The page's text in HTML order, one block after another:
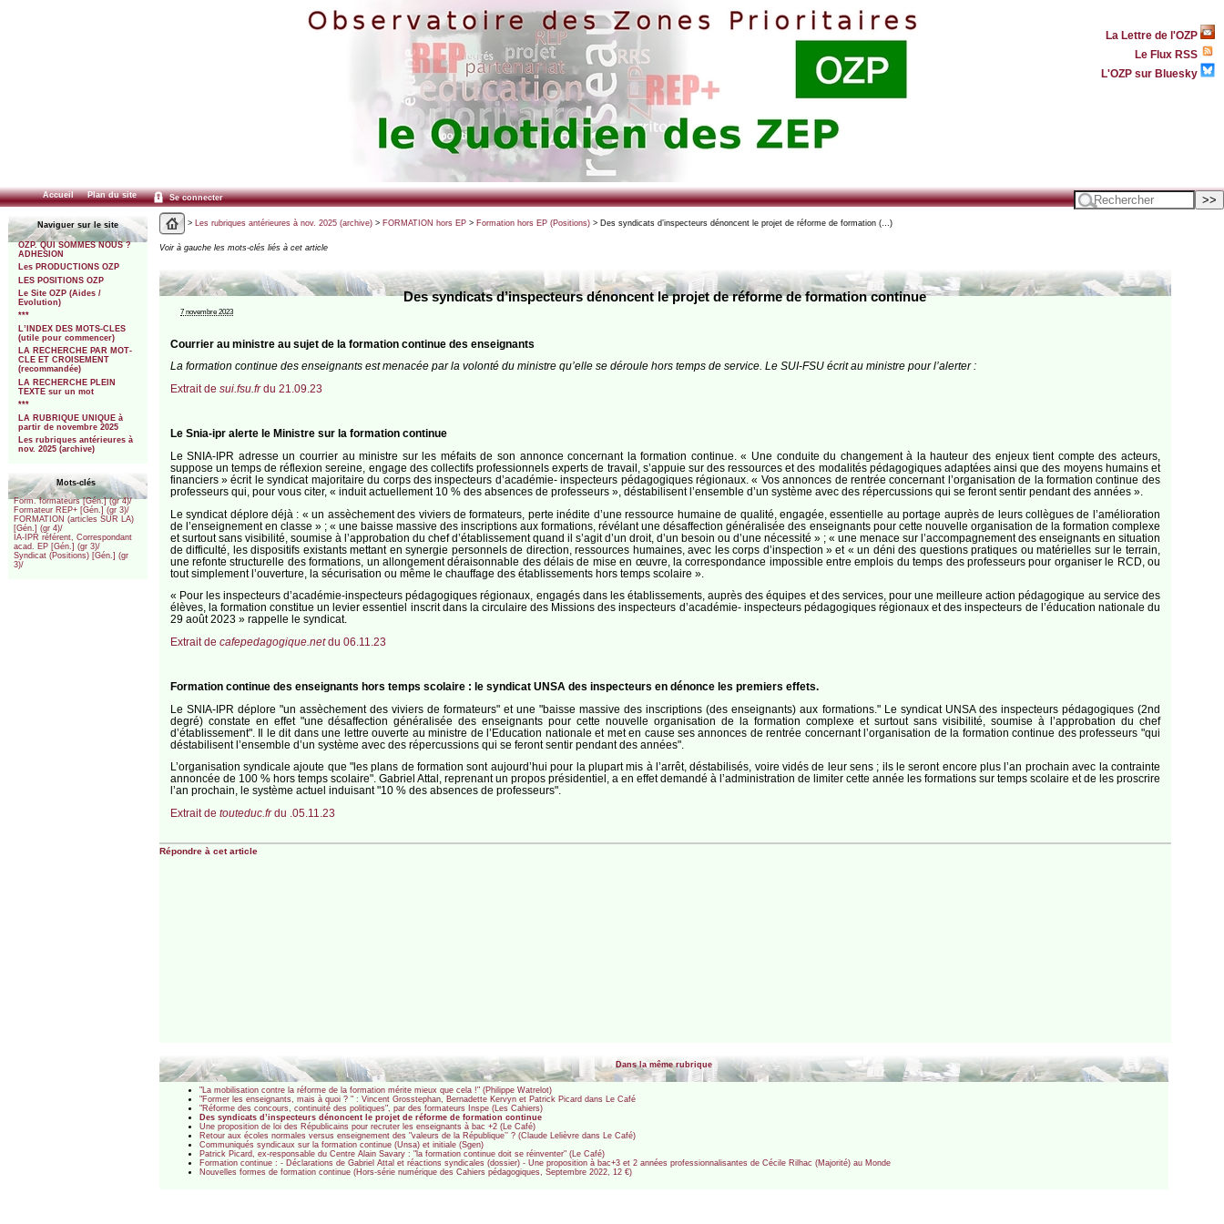
La Lettre de l'OZP
Le Flux RSS
L'OZP sur Bluesky
Accueil Plan du site Se connecter
Naviguer sur le site
OZP. QUI SOMMES NOUS ?
ADHESION
Les PRODUCTIONS OZP
LES POSITIONS OZP
Le Site OZP (Aides /
Evolution)
***
L’INDEX DES MOTS-CLES
(utile pour commencer)
LA RECHERCHE PAR MOT-
CLE ET CROISEMENT
(recommandée)
LA RECHERCHE PLEIN
TEXTE sur un mot
***
LA RUBRIQUE UNIQUE à
partir de novembre 2025
Les rubriques antérieures à
nov. 2025 (archive)
Mots-clés
Form. formateurs [Gén.] (gr 4)/
Formateur REP+ [Gén.] (gr 3)/
FORMATION (articles SUR LA)
[Gén.] (gr 4)/
IA-IPR référent, Correspondant
acad. EP [Gén.] (gr 3)/
Syndicat (Positions) [Gén.] (gr
3)/
> Les rubriques antérieures à nov. 2025 (archive)> FORMATION hors EP> Formation hors EP (Positions)> Des syndicats d’inspecteurs dénoncent le projet de réforme de formation (…)
Voir à gauche les mots-clés liés à cet article
Des syndicats d’inspecteurs dénoncent le projet de réforme de formation continue
7 novembre 2023
Courrier au ministre au sujet de la formation continue des enseignants
La formation continue des enseignants est menacée par la volonté du ministre qu’elle se déroule hors temps de service. Le SUI-FSU écrit au ministre pour l’alerter :
Extrait de sui.fsu.frdu 21.09.23
Le Snia-ipr alerte le Ministre sur la formation continue
Le SNIA-IPR adresse un courrier au ministre sur les méfaits de son annonce concernant la formation continue. « Une conduite du changement à la hauteur des enjeux tient compte des acteurs,
suppose un temps de réflexion sereine, engage des collectifs professionnels experts de travail, s’appuie sur des ressources et des modalités pédagogiques adaptées ainsi que des moyens humains et
financiers » écrit le syndicat majoritaire du corps des inspecteurs d’académie- inspecteurs pédagogiques régionaux. « Vos annonces de rentrée concernant l’organisation de la formation continue des
professeurs qui, pour vous citer, « induit actuellement 10 % des absences de professeurs », déstabilisent l’ensemble d’un système avec des répercussions qui se feront sentir pendant des années ».
Le syndicat déplore déjà : « un assèchement des viviers de formateurs, perte inédite d’une ressource humaine de qualité, engagée, essentielle au portage auprès de leurs collègues de l’amélioration
de l’enseignement en classe » ; « une baisse massive des inscriptions aux formations, révélant une désaffection généralisée des enseignants pour cette nouvelle organisation de la formation complexe
et surtout sans visibilité, soumise à l’approbation du chef d’établissement quand il s’agit d’un droit, d’un besoin ou d’une nécessité » ; « une menace sur l’accompagnement des enseignants en situation
de difficulté, les dispositifs existants mettant en synergie personnels de direction, ressources humaines, avec les corps d’inspection » et « un déni des questions pratiques ou matérielles sur le terrain,
une refonte structurelle des formations, un allongement déraisonnable des délais de mise en œuvre, la correspondance impossible entre emplois du temps des professeurs pour organiser le RCD, ou
tout simplement l’ouverture, la sécurisation ou même le chauffage des établissements hors temps scolaire ».
« Pour les inspecteurs d’académie-inspecteurs pédagogiques régionaux, engagés dans les établissements, auprès des équipes et des services, pour une meilleure action pédagogique au service des
élèves, la formation constitue un levier essentiel inscrit dans la circulaire des Missions des inspecteurs d’académie- inspecteurs pédagogiques régionaux et des inspecteurs de l’éducation nationale du
29 août 2023 » rappelle le syndicat.
Extrait de cafepedagogique.netdu 06.11.23
Formation continue des enseignants hors temps scolaire : le syndicat UNSA des inspecteurs en dénonce les premiers effets.
Le SNIA-IPR déplore "un assèchement des viviers de formateurs" et une "baisse massive des inscriptions (des enseignants) aux formations." Le syndicat UNSA des inspecteurs pédagogiques (2nd
degré) constate en effet "une désaffection généralisée des enseignants pour cette nouvelle organisation de la formation complexe et surtout sans visibilité, soumise à l’approbation du chef
d’établissement". Il le dit dans une lettre ouverte au ministre de l’Education nationale et met en cause ses annonces de rentrée concernant l’organisation de la formation continue des professeurs "qui
déstabilisent l’ensemble d’un système avec des répercussions qui se feront sentir pendant des années".
L’organisation syndicale ajoute que "les plans de formation sont aujourd’hui pour la plupart mis à l’arrêt, déstabilisés, voire vidés de leur sens ; ils le seront encore plus l’an prochain avec la contrainte
annoncée de 100 % hors temps scolaire". Gabriel Attal, reprenant un propos présidentiel, a en effet demandé à l’administration de limiter cette année les formations sur temps scolaire et de les proscrire
l’an prochain, le système actuel induisant "10 % des absences de professeurs".
Extrait de touteduc.frdu .05.11.23
Répondre à cet article
Dans la même rubrique
"La mobilisation contre la réforme de la formation mérite mieux que cela !" (Philippe Watrelot)
"Former les enseignants, mais à quoi ? " : Vincent Grosstephan, Bernadette Kervyn et Patrick Picard dans Le Café
"Réforme des concours, continuité des politiques", par des formateurs Inspe (Les Cahiers)
Des syndicats d’inspecteurs dénoncent le projet de réforme de formation continue
Une proposition de loi des Républicains pour recruter les enseignants à bac +2 (Le Café)
Retour aux écoles normales versus enseignement des "valeurs de la République’’ ? (Claude Lelièvre dans Le Café)
Communiqués syndicaux sur la formation continue (Unsa) et initiale (Sgen)
Patrick Picard, ex-responsable du Centre Alain Savary : "la formation continue doit se réinventer" (Le Café)
Formation continue : - Déclarations de Gabriel Attal et réactions syndicales (dossier) - Une proposition à bac+3 et 2 années professionnalisantes de Cécile Rilhac (Majorité) au Monde
Nouvelles formes de formation continue (Hors-série numérique des Cahiers pédagogiques, Septembre 2022, 12 €)